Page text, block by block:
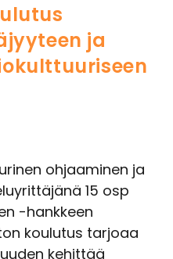
ja
ohjaaminen ja
15 osp
-hankkeen
koulutus tarjoaa
kehittää